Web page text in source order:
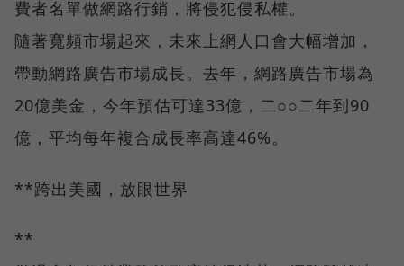
費者名單做網路行銷，將侵犯侵私權。
隨著寬頻市場起來，未來上網人口會大幅增加，
帶動網路廣告市場成長。去年，網路廣告市場為
20億美金，今年預估可達33億，二○○二年到90
億，平均每年複合成長率高達46%。
**跨出美國，放眼世界
**